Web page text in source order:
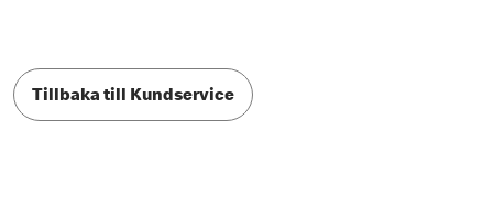
Tillbaka till Kundservice